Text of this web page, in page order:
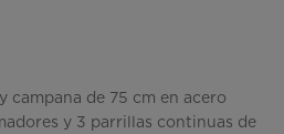
campana de 75 cm en acero
y 3 parrillas continuas de